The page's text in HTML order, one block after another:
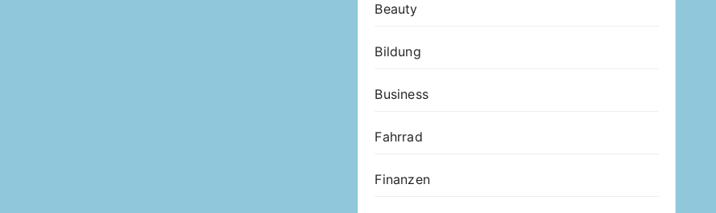
Beauty
Bildung
Business
Fahrrad
Finanzen